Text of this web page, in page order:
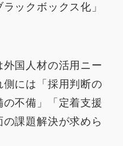
ックボックス化」
国人材の活用ニー
側には「採用判断の
不備」「定着支援
課題解決が求めら